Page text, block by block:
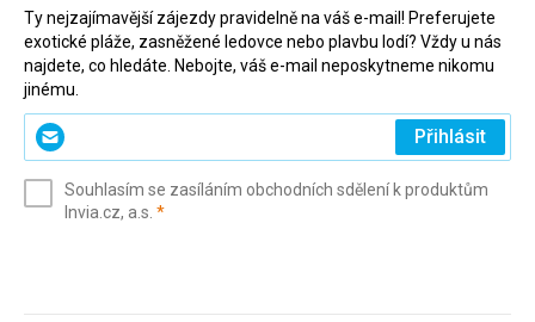
Ty nejzajímavější zájezdy pravidelně na váš e-mail! Preferujete
exotické pláže, zasněžené ledovce nebo plavbu lodí? Vždy u nás
najdete, co hledáte. Nebojte, váš e-mail neposkytneme nikomu
jinému.
Zadejte
svůj
(povinné)
Přihlásit
Souhlasím se zasíláním obchodních sdělení k produktům
Invia.cz, a.s. *(povinné)